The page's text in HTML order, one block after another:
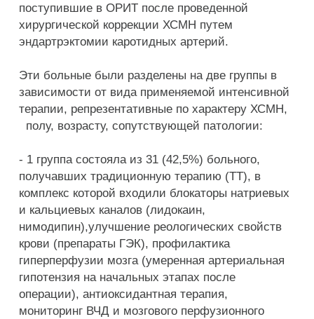
поступившие в ОРИТ после проведенной
хирургической коррекции ХСМН путем
эндартрэктомии каротидных артерий.
Эти больные были разделены на две группы в
зависимости от вида применяемой интенсивной
терапии, репрезентативные по характеру ХСМН,
полу, возрасту, сопутствующей патологии:
- 1 группа состояла из 31 (42,5%) больного,
получавших традиционную терапию (ТТ), в
комплекс которой входили блокаторы натриевых
и кальциевых каналов (лидокаин,
нимодипин),улучшение реологических свойств
крови (препараты ГЭК), профилактика
гиперперфузии мозга (умеренная артериальная
гипотензия на начальных этапах после
операции), антиоксидантная терапия,
мониторинг ВЧД и мозгового перфузионного